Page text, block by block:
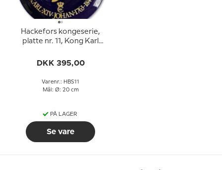
Hackefors kongeserie,
platte nr. 11, Kong Karl
DKK 395,00
Varenr.: HBS11
Mål: Ø: 20 cm
PÅ LAGER
Se vare